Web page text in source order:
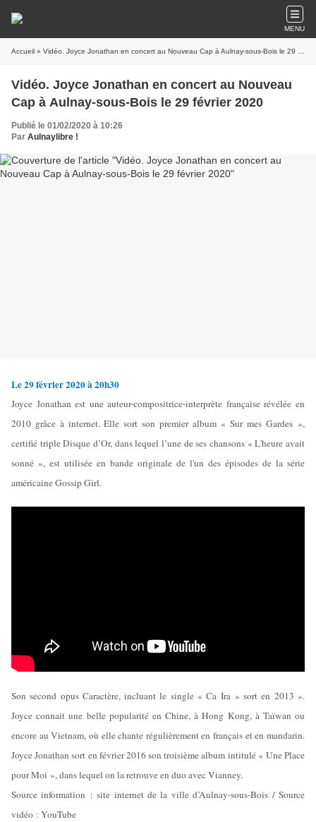
MENU
Accueil » Vidéo. Joyce Jonathan en concert au Nouveau Cap à Aulnay-sous-Bois le 29 février 2020
Vidéo. Joyce Jonathan en concert au Nouveau
Cap à Aulnay-sous-Bois le 29 février 2020
Publié le 01/02/2020 à 10:26
Par Aulnaylibre !
Le 29 février 2020 à 20h30
Joyce Jonathan est une auteur-compositrice-interprète française révélée en
2010 grâce à internet. Elle sort son premier album « Sur mes Gardes »,
certifié triple Disque d’Or, dans lequel l’une de ses chansons « L'heure avait
sonné », est utilisée en bande originale de l'un des épisodes de la série
américaine Gossip Girl.
Son second opus Caractère, incluant le single « Ca Ira » sort en 2013 ».
Joyce connait une belle popularité en Chine, à Hong Kong, à Taïwan ou
encore au Vietnam, où elle chante régulièrement en français et en mandarin.
Joyce Jonathan sort en février 2016 son troisième album intitulé « Une Place
pour Moi », dans lequel on la retrouve en duo avec Vianney.
Source information : site internet de la ville d’Aulnay-sous-Bois / Source
vidéo : YouTube